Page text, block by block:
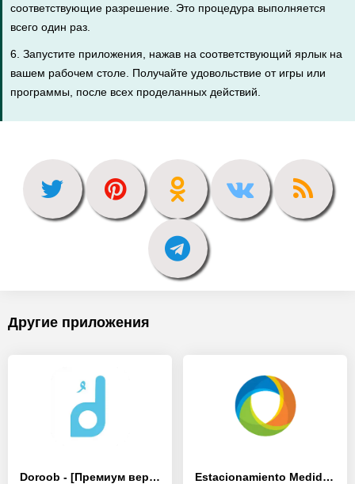
соответствующие разрешение. Это процедура выполняется
всего один раз.
6. Запустите приложения, нажав на соответствующий ярлык на
вашем рабочем столе. Получайте удовольствие от игры или
программы, после всех проделанных действий.
Другие приложения
Doroob - [Премиум версия] Estacionamiento Medido Lobos - [Премиум версия]